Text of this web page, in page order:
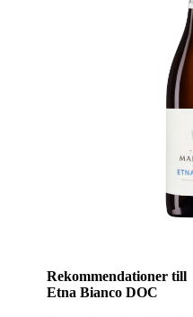
Rekommendationer till
Etna Bianco DOC